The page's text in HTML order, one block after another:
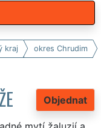
kraj okres Chrudim
Objednat